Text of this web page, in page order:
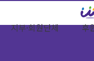
지부·회원단체 후